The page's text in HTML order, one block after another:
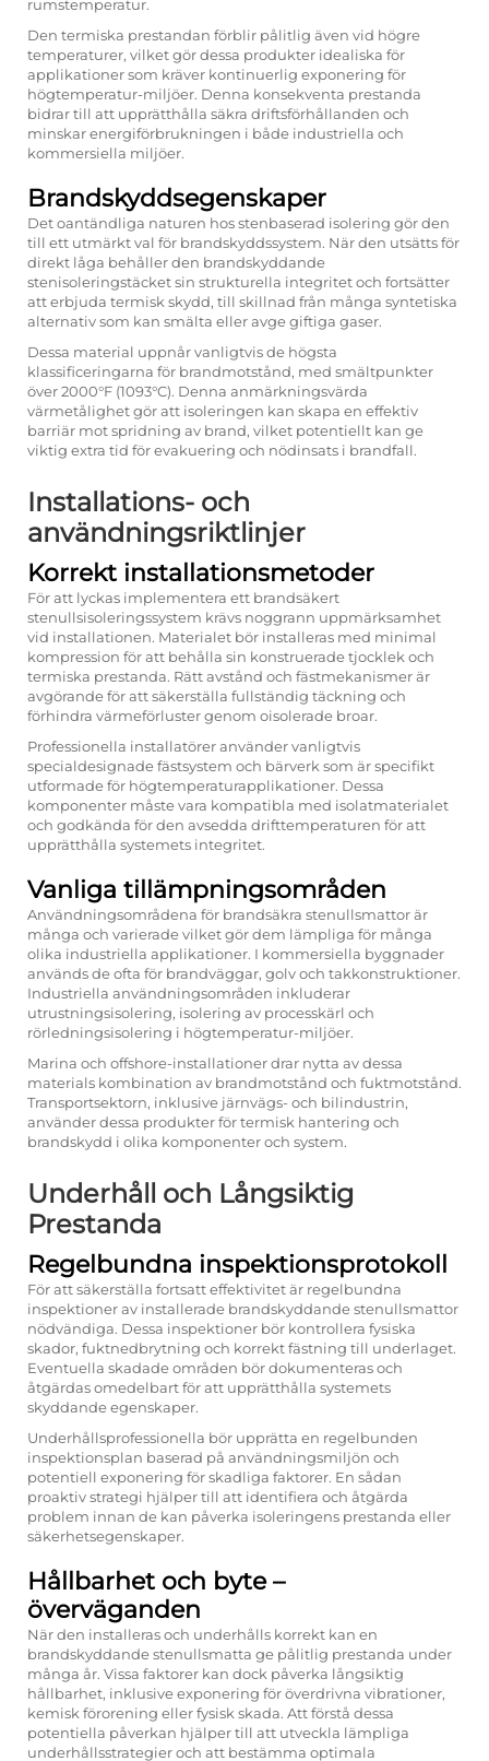
rumstemperatur.
Den termiska prestandan förblir pålitlig även vid högre
temperaturer, vilket gör dessa produkter idealiska för
applikationer som kräver kontinuerlig exponering för
högtemperatur-miljöer. Denna konsekventa prestanda
bidrar till att upprätthålla säkra driftsförhållanden och
minskar energiförbrukningen i både industriella och
kommersiella miljöer.
Brandskyddsegenskaper
Det oantändliga naturen hos stenbaserad isolering gör den
till ett utmärkt val för brandskyddssystem. När den utsätts för
direkt låga behåller den brandskyddande
stenisoleringstäcket sin strukturella integritet och fortsätter
att erbjuda termisk skydd, till skillnad från många syntetiska
alternativ som kan smälta eller avge giftiga gaser.
Dessa material uppnår vanligtvis de högsta
klassificeringarna för brandmotstånd, med smältpunkter
över 2000°F (1093°C). Denna anmärkningsvärda
värmetålighet gör att isoleringen kan skapa en effektiv
barriär mot spridning av brand, vilket potentiellt kan ge
viktig extra tid för evakuering och nödinsats i brandfall.
Installations- och
användningsriktlinjer
Korrekt installationsmetoder
För att lyckas implementera ett brandsäkert
stenullsisoleringssystem krävs noggrann uppmärksamhet
vid installationen. Materialet bör installeras med minimal
kompression för att behålla sin konstruerade tjocklek och
termiska prestanda. Rätt avstånd och fästmekanismer är
avgörande för att säkerställa fullständig täckning och
förhindra värmeförluster genom oisolerade broar.
Professionella installatörer använder vanligtvis
specialdesignade fästsystem och bärverk som är specifikt
utformade för högtemperaturapplikationer. Dessa
komponenter måste vara kompatibla med isolatmaterialet
och godkända för den avsedda drifttemperaturen för att
upprätthålla systemets integritet.
Vanliga tillämpningsområden
Användningsområdena för brandsäkra stenullsmattor är
många och varierade vilket gör dem lämpliga för många
olika industriella applikationer. I kommersiella byggnader
används de ofta för brandväggar, golv och takkonstruktioner.
Industriella användningsområden inkluderar
utrustningsisolering, isolering av processkärl och
rörledningsisolering i högtemperatur-miljöer.
Marina och offshore-installationer drar nytta av dessa
materials kombination av brandmotstånd och fuktmotstånd.
Transportsektorn, inklusive järnvägs- och bilindustrin,
använder dessa produkter för termisk hantering och
brandskydd i olika komponenter och system.
Underhåll och Långsiktig
Prestanda
Regelbundna inspektionsprotokoll
För att säkerställa fortsatt effektivitet är regelbundna
inspektioner av installerade brandskyddande stenullsmattor
nödvändiga. Dessa inspektioner bör kontrollera fysiska
skador, fuktnedbrytning och korrekt fästning till underlaget.
Eventuella skadade områden bör dokumenteras och
åtgärdas omedelbart för att upprätthålla systemets
skyddande egenskaper.
Underhållsprofessionella bör upprätta en regelbunden
inspektionsplan baserad på användningsmiljön och
potentiell exponering för skadliga faktorer. En sådan
proaktiv strategi hjälper till att identifiera och åtgärda
problem innan de kan påverka isoleringens prestanda eller
säkerhetsegenskaper.
Hållbarhet och byte –
överväganden
När den installeras och underhålls korrekt kan en
brandskyddande stenullsmatta ge pålitlig prestanda under
många år. Vissa faktorer kan dock påverka långsiktig
hållbarhet, inklusive exponering för överdrivna vibrationer,
kemisk förorening eller fysisk skada. Att förstå dessa
potentiella påverkan hjälper till att utveckla lämpliga
underhållsstrategier och att bestämma optimala